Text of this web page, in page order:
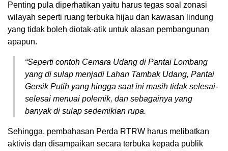
Penting pula diperhatikan yaitu harus tegas soal zonasi
wilayah seperti ruang terbuka hijau dan kawasan lindung
yang tidak boleh diotak-atik untuk alasan pembangunan
apapun.
“Seperti contoh Cemara Udang di Pantai Lombang
yang di sulap menjadi Lahan Tambak Udang, Pantai
Gersik Putih yang hingga saat ini masih tidak selesai-
selesai menuai polemik, dan sebagainya yang
banyak di sulap sedemikian rupa.
Sehingga, pembahasan Perda RTRW harus melibatkan
aktivis dan disampaikan secara terbuka kepada publik